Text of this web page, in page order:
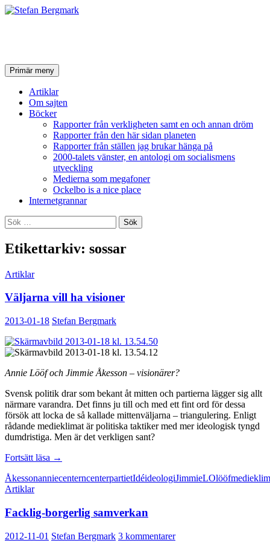
SökPrimär meny Hoppa
till
innehåll
Artiklar
Om sajten
Böcker
Rapporter från verkligheten samt en och annan dröm
Rapporter från den här sidan planeten
Rapporter från ställen jag brukar hänga på
2000-talets vänster, en antologi om socialismens
utveckling
Medierna som megafoner
Ockelbo is a nice place
Internetgrannar
Sök
efter:
Etikettarkiv: sossar
Artiklar
Väljarna vill ha visioner
2013-01-18 Stefan Bergmark
Annie Lööf och Jimmie Åkesson – visionärer?
Svensk politik drar som bekant åt mitten och partierna lägger sig allt
närmare varandra. Det finns ju till och med ett fint ord för dessa
försök att locka de så kallade mittenväljarna – triangulering. Enligt
rådande medieklimat är politiska taktiker med mer ideologisk tyngd
dumdristiga. Men är det verkligen sant?
Fortsätt läsa Väljarna
ha
→
ÅkessonanniecenterncenterpartietIdéideologiJimmieLOlööf
Artiklar
Facklig-borgerlig samverkan
2012-11-01 Stefan Bergmark 3 kommentarer